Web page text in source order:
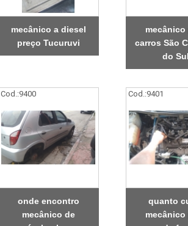
mecânico a diesel
preço Tucuruvi
mecânico
carros São
do Sul
Cod.:9400
onde encontro
mecânico de
Cod.:9401
quanto
mecânico